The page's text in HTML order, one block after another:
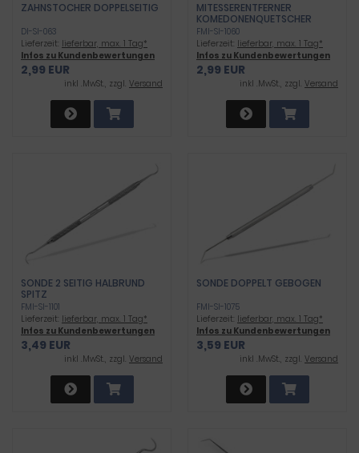
ZAHNSTOCHER DOPPELSEITIG
DI-SI-063
Lieferzeit: lieferbar, max. 1 Tag*
Infos zu Kundenbewertungen
2,99 EUR
inkl .MwSt., zzgl. Versand
MITESSERENTFERNER
KOMEDONENQUETSCHER
FMI-SI-1060
Lieferzeit: lieferbar, max. 1 Tag*
Infos zu Kundenbewertungen
2,99 EUR
inkl .MwSt., zzgl. Versand
SONDE 2 SEITIG HALBRUND
SPITZ
FMI-SI-1101
Lieferzeit: lieferbar, max. 1 Tag*
Infos zu Kundenbewertungen
3,49 EUR
inkl .MwSt., zzgl. Versand
SONDE DOPPELT GEBOGEN
FMI-SI-1075
Lieferzeit: lieferbar, max. 1 Tag*
Infos zu Kundenbewertungen
3,59 EUR
inkl .MwSt., zzgl. Versand